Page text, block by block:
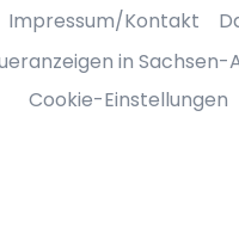
Impressum/Kontakt
in Sachsen-
Cookie-Einstellungen